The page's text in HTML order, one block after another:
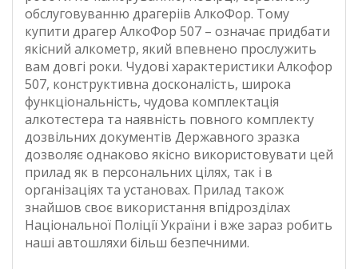
обслуговуванню драгеріів АлкоФор. Тому
купити драгер АлкоФор 507 – означає придбати
якісний алкометр, який впевнено прослужить
вам довгі роки. Чудові характеристики Алкофор
507, конструктивна досконалість, широка
функціональність, чудова комплектація
алкотестера та наявність повного комплекту
дозвільних документів Державного зразка
дозволяє однаково якісно використовувати цей
прилад як в персональних цілях, так і в
організаціях та установах. Прилад також
знайшов своє використання впідрозділах
Національної Поліції України і вже зараз робить
наші автошляхи більш безпечними.